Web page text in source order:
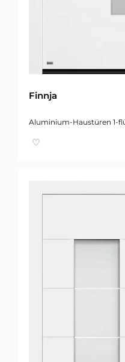
Finnja
Aluminium-Haustüren 1-